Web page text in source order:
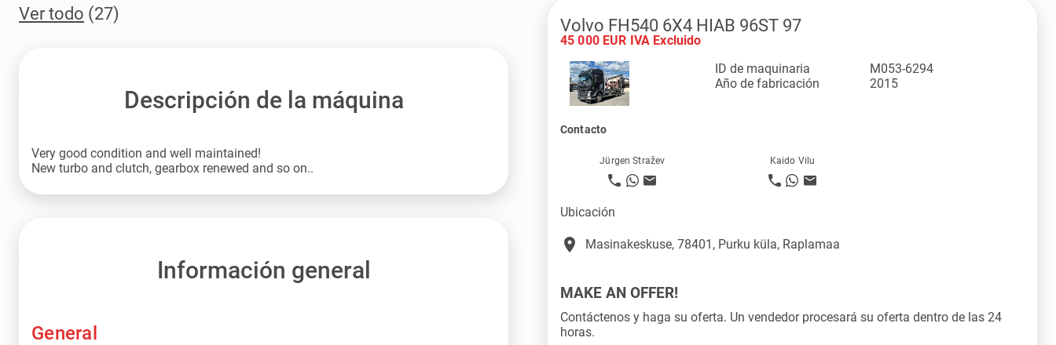
Ver todo (27)
Descripción de la máquina
Very good condition and well maintained!
New turbo and clutch, gearbox renewed and so on..
Información general
General
Volvo FH540 6X4 HIAB 96ST 97
45 000 EUR IVA Excluido
ID de maquinaria
M053-6294
Año de fabricación
2015
Contacto
Jürgen Stražev Kaido Vilu
Ubicación
place Masinakeskuse, 78401, Purku küla, Raplamaa
MAKE AN OFFER!
Contáctenos y haga su oferta. Un vendedor procesará su oferta dentro de las 24
horas.